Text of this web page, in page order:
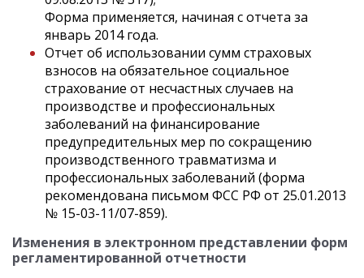
Форма применяется, начиная с отчета за
январь 2014 года.
Отчет об использовании сумм страховых
взносов на обязательное социальное
страхование от несчастных случаев на
производстве и профессиональных
заболеваний на финансирование
предупредительных мер по сокращению
производственного травматизма и
профессиональных заболеваний (форма
рекомендована письмом ФСС РФ от 25.01.2013
№ 15-03-11/07-859).
Изменения в электронном представлении форм
регламентированной отчетности